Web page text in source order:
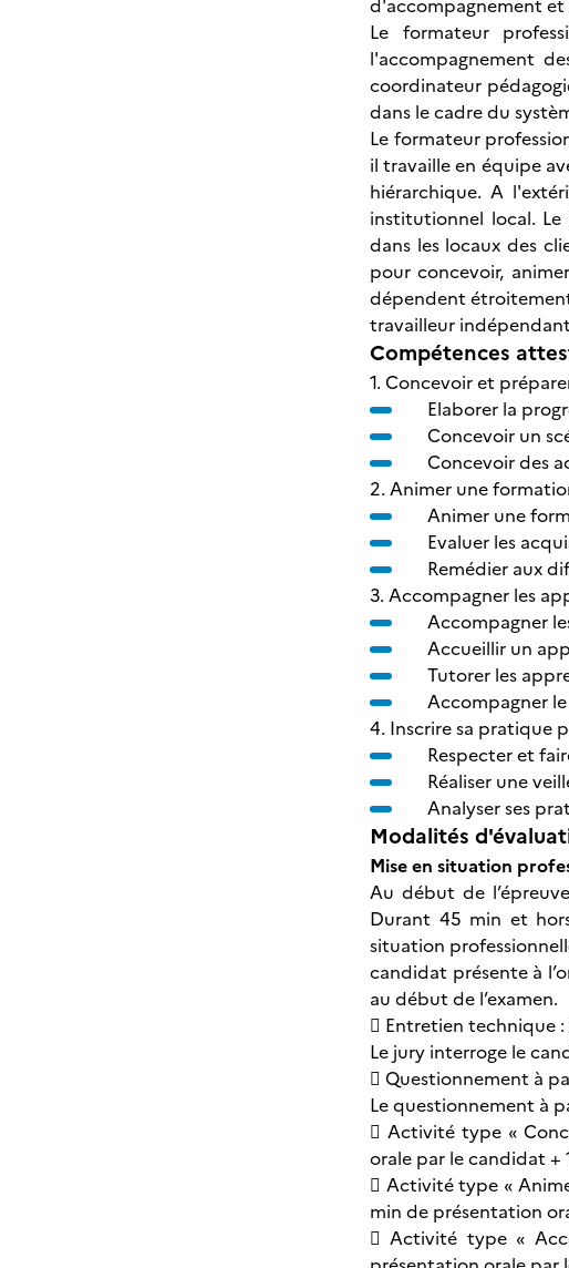
d'accompagnement
Le formateur
l'accompagnement
coordinateur
dans le cadre du
Le formateur
il travaille en équipe
hiérarchique. A
institutionnel local.
dans les locaux des
pour concevoir,
dépendent
travailleur
Compétences
1. Concevoir et
Elaborer la
Concevoir un
Concevoir des
2. Animer une
Animer une
Evaluer les
Remédier aux
3. Accompagner les
Accompagner
Accueillir un
Tutorer les
Accompagner
4. Inscrire sa pratique
Respecter et
Réaliser une
Analyser ses
Modalités
Mise en situation
Au début de
Durant 45 min et
situation
candidat présente à
au début de l’examen.
 Entretien technique
Le jury interroge le
 Questionnement à
Le questionnement à
 Activité type «
orale par le candidat
 Activité type «
min de présentation
 Activité type «